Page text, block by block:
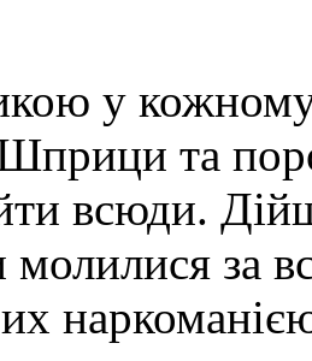
у
та
всюди.
за